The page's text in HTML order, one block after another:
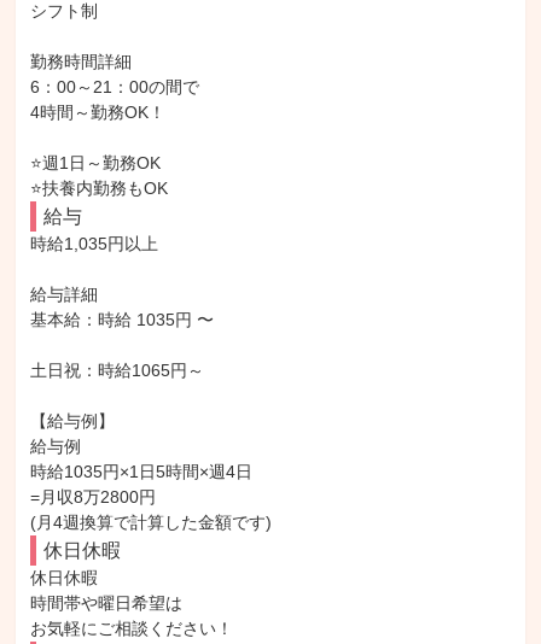
シフト制
勤務時間詳細
6：00～21：00の間で
4時間～勤務OK！
⭐週1日～勤務OK
⭐扶養内勤務もOK
給与
時給1,035円以上
給与詳細
基本給：時給 1035円 〜
土日祝：時給1065円～
【給与例】
給与例
時給1035円×1日5時間×週4日
=月収8万2800円
(月4週換算で計算した金額です)
休日休暇
休日休暇
時間帯や曜日希望は
お気軽にご相談ください！